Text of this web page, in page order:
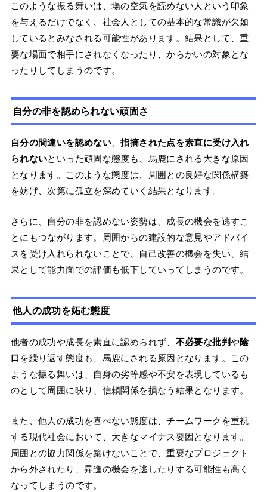
このような振る舞いは、場の空気を読めない人という印象
を与えるだけでなく、社会人としての基本的な常識が欠如
しているとみなされる可能性があります。結果として、重
要な場面で相手にされなくなったり、からかいの対象とな
ったりしてしまうのです。
自分の非を認められない頑固さ
自分の間違いを認めない 、指摘された点を素直に受け入れ
られないといった頑固な態度も、馬鹿にされる大きな原因
となります。このような態度は、周囲との良好な関係構築
を妨げ、次第に孤立を深めていく結果となります。
さらに、自分の非を認めない姿勢は、成長の機会を逃すこ
とにもつながります。周囲からの建設的な意見やアドバイ
スを受け入れられないことで、自己改善の機会を失い、結
果として能力面での評価も低下していってしまうのです。
他人の成功を妬む態度
他者の成功や成長を素直に認められず、 不必要な批判や陰
口 を繰り返す態度も、馬鹿にされる原因となります。この
ような振る舞いは、自身の劣等感や不安を表現しているも
のとして周囲に映り、信頼関係を損なう結果となります。
また、他人の成功を喜べない態度は、チームワークを重視
する現代社会において、大きなマイナス要因となります。
周囲との協力関係を築けないことで、重要なプロジェクト
から外されたり、昇進の機会を逃したりする可能性も高く
なってしまうのです。